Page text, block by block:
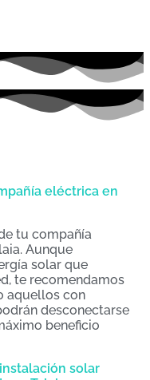
eléctrica en
tu compañía
Aunque
solar que
te recomendamos
aquellos con
desconectarse
beneficio
solar